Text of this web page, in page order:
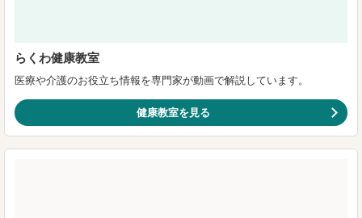
らくわ健康教室
医療や介護のお役立ち情報を専門家が動画で解説しています。
健康教室を見る